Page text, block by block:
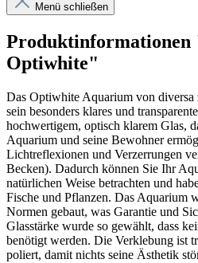
Menü schließen
Optiwhite"
Das Optiwhite Aquarium von diversa
sein besonders klares und
hochwertigem, optisch klarem Glas,
Aquarium und seine Bewohner
Lichtreflexionen und Verzerrungen
Becken). Dadurch können Sie Ihr
natürlichen Weise betrachten und
Fische und Pflanzen. Das Aquarium
Normen gebaut, was Garantie und
Glasstärke wurde so gewählt, dass
benötigt werden. Die Verklebung ist
poliert, damit nichts seine Ästhetik